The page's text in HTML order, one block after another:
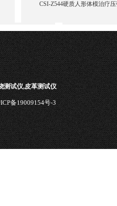
CSI-Z544硬质人形体模治疗
测试仪,皮革测试仪
备19009154号-3